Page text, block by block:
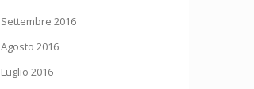
Settembre 2016
Agosto 2016
Luglio 2016